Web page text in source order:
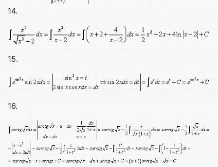
14.
15.
16.